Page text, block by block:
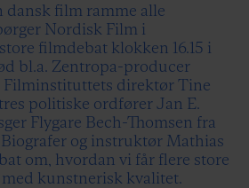
dansk film ramme alle
Nordisk Film i
filmdebat klokken 16.15 i
bl.a. Zentropa-producer
Filminstituttets direktør Tine
politiske ordfører Jan E.
Flygare Bech-Thomsen fra
og instruktør Mathias
om, hvordan vi får flere store
kunstnerisk kvalitet.